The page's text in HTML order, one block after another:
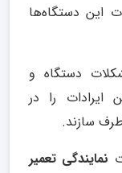
این دستگاه‌ها
دستگاه و
ایرادات را در
سازند.
نمایندگی تعمیر